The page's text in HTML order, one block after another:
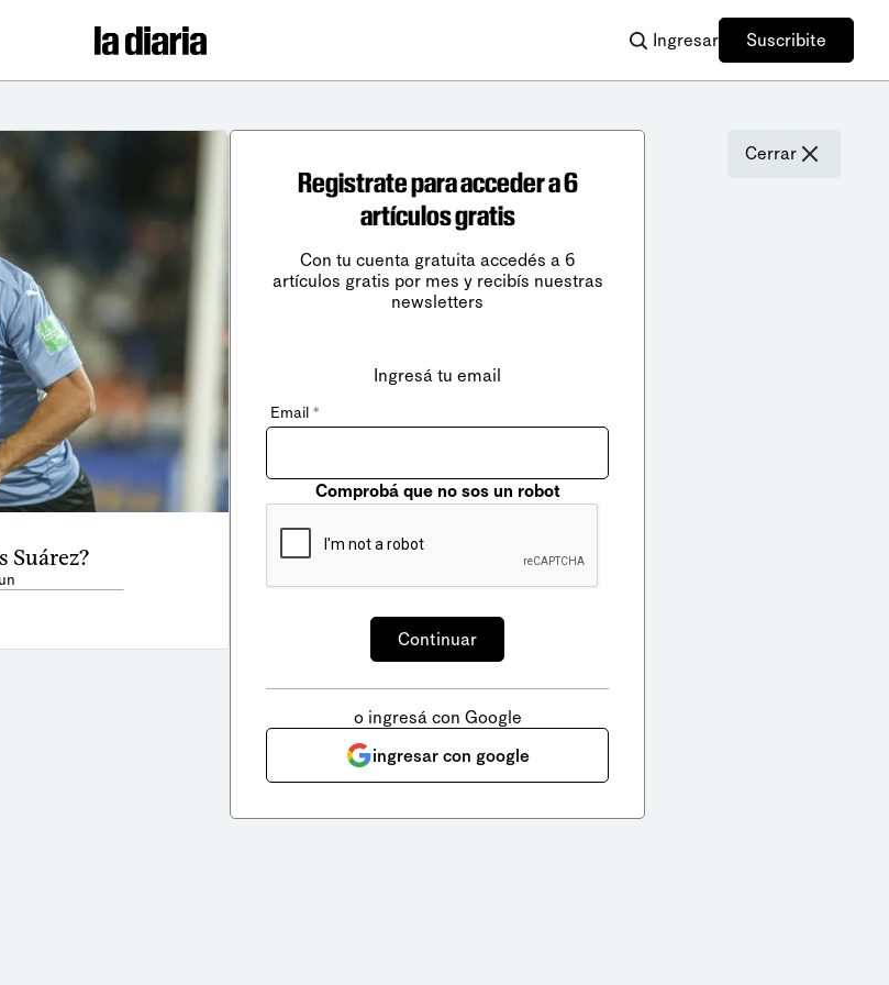
Ingresar Suscribite
Suárez?
Cerrar
Registrate para acceder a 6
artículos gratis
Con tu cuenta gratuita accedés a 6
artículos gratis por mes y recibís nuestras
newsletters
Ingresá tu email
Email *
Comprobá que no sos un robot
o ingresá con Google
ingresar con google